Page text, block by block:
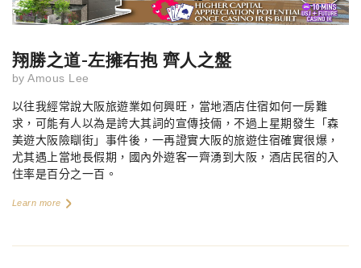
翔勝之道-左擁右抱 齊人之盤
by Amous Lee
以往我經常說大阪旅遊業如何興旺，當地酒店住宿如何一房難
求，可能有人以為是誇大其詞的宣傳技倆，不過上星期發生「森
美遊大阪險瞓街」事件後，一再證實大阪的旅遊住宿確實很爆，
尤其遇上當地長假期，國內外遊客一齊湧到大阪，酒店民宿的入
住率是百分之一百。
Learn more